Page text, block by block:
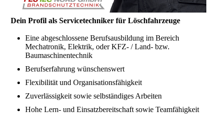
Dein Profil als Servicetechniker für Löschfahrzeuge
Eine abgeschlossene Berufsausbildung im Bereich
Mechatronik, Elektrik, oder KFZ- / Land- bzw.
Baumaschinentechnik
Berufserfahrung wünschenswert
Flexibilität und Organisationsfähigkeit
Zuverlässigkeit sowie selbständiges Arbeiten
Hohe Lern- und Einsatzbereitschaft sowie Teamfähigkeit